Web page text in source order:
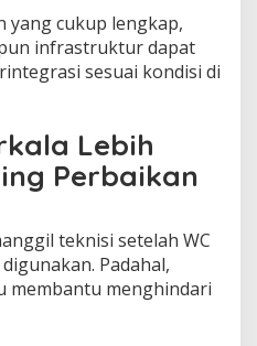
yang cukup lengkap,
infrastruktur dapat
sesuai kondisi di
Lebih
Perbaikan
teknisi setelah WC
Padahal,
membantu menghindari